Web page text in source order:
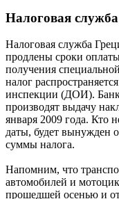
Налоговая
Налоговая служба
продлены сроки
получения
налог
инспекции (ДОИ).
производят выдачу
января 2009 года. Кто
даты, будет вынужден
суммы налога.
Напомним, что
автомобилей и
прошедшей осенью и